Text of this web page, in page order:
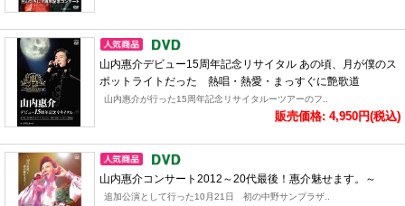
山内惠介デビュー15周年記念リサイタル あの頃、月が僕のス
ポットライトだった 熱唱・熱愛・まっすぐに艶歌道
山内惠介が行った15周年記念リサイタルーツアーのフ..
販売価格: 4,950円(税込)
山内惠介コンサート2012～20代最後！惠介魅せます。～
追加公演として行った10月21日 初の中野サンプラザ..